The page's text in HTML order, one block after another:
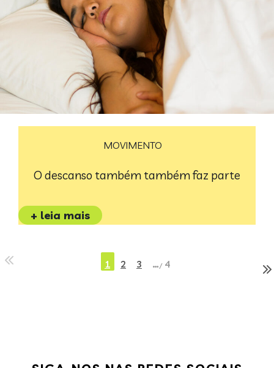
MOVIMENTO
O descanso também também faz parte
+ leia mais
1 2 3 …/ 4